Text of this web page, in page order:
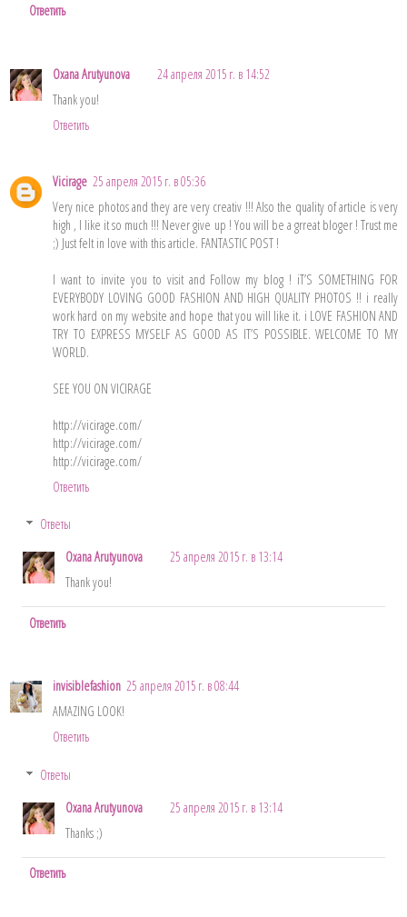
Ответить
Oxana Arutyunova
24 апреля 2015 г. в 14:52
Thank you!
Ответить
Vicirage 25 апреля 2015 г. в 05:36
Very nice photos and they are very creativ !!! Also the quality of article is very
high , I like it so much !!! Never give up ! You will be a grreat bloger ! Trust me
;) Just felt in love with this article. FANTASTIC POST !
I want to invite you to visit and Follow my blog ! iT’S SOMETHING FOR
EVERYBODY LOVING GOOD FASHION AND HIGH QUALITY PHOTOS !! i really
work hard on my website and hope that you will like it. i LOVE FASHION AND
TRY TO EXPRESS MYSELF AS GOOD AS IT’S POSSIBLE. WELCOME TO MY
WORLD.
SEE YOU ON VICIRAGE
http://vicirage.com/
http://vicirage.com/
http://vicirage.com/
Ответить
Ответы
Oxana Arutyunova
25 апреля 2015 г. в 13:14
Thank you!
Ответить
invisiblefashion 25 апреля 2015 г. в 08:44
AMAZING LOOK!
Ответить
Ответы
Oxana Arutyunova
25 апреля 2015 г. в 13:14
Thanks ;)
Ответить